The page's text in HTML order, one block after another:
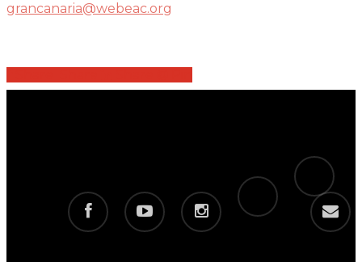
grancanaria@webeac.org
facebook youtube instagram
telegram
tiktok
email